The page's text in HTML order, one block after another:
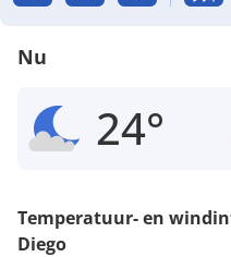
Nu
24°
Temperatuur- en
Diego